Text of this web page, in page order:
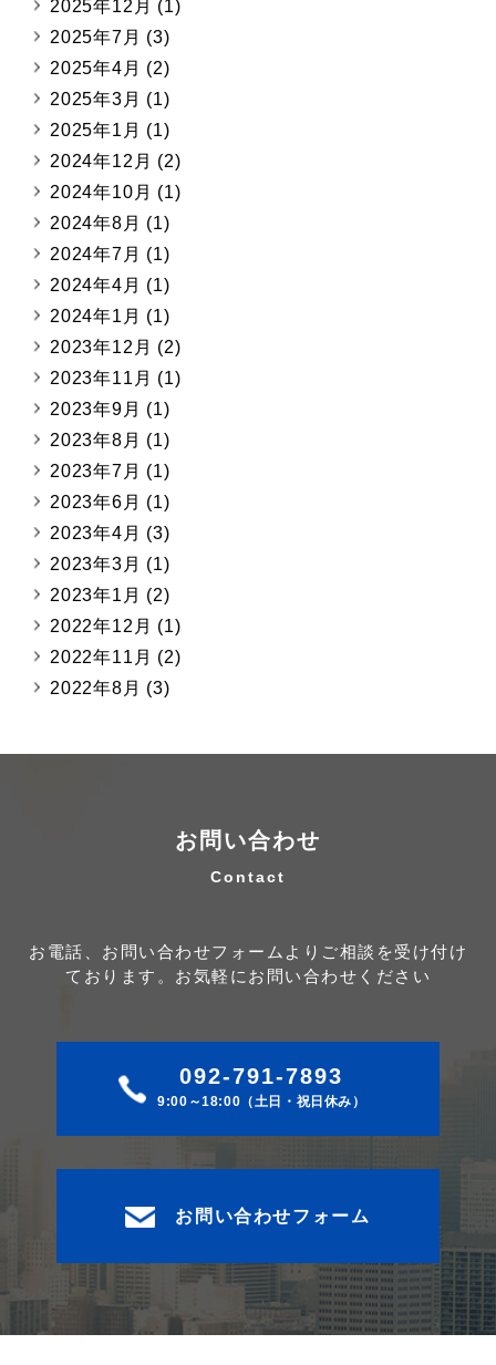
2025年12月 (1)
2025年7月 (3)
2025年4月 (2)
2025年3月 (1)
2025年1月 (1)
2024年12月 (2)
2024年10月 (1)
2024年8月 (1)
2024年7月 (1)
2024年4月 (1)
2024年1月 (1)
2023年12月 (2)
2023年11月 (1)
2023年9月 (1)
2023年8月 (1)
2023年7月 (1)
2023年6月 (1)
2023年4月 (3)
2023年3月 (1)
2023年1月 (2)
2022年12月 (1)
2022年11月 (2)
2022年8月 (3)
お問い合わせ
お電話、お問い合わせフォームよりご相談を受け付け
ております。 お気軽にお問い合わせください
092-791-7893
9:00～18:00（土日・祝日休み）
お問い合わせフォーム